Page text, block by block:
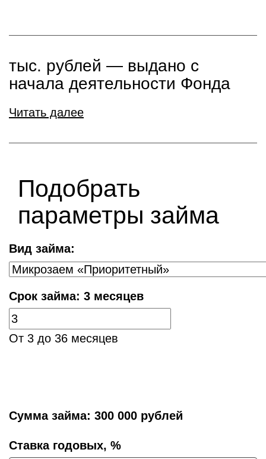
тыс. рублей ― выдано с
начала деятельности Фонда
Читать далее
Подобрать
параметры займа
Вид займа:
Срок займа: 3 месяцев
От 3 до 36 месяцев
Сумма займа: 300 000 рублей
Cтавка годовых, %